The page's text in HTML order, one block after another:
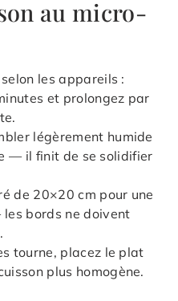
au micro-
les appareils :
et prolongez par
légèrement humide
— il finit de se solidifier
de 20×20 cm pour une
bords ne doivent
tourne, placez le plat
plus homogène.